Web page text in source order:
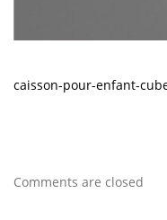
caisson-pour-enfant-
Comments are closed